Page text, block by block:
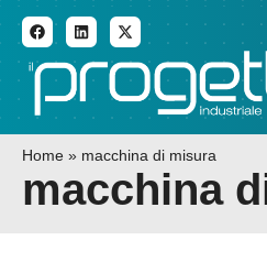
Home » macchina di misura
macchina